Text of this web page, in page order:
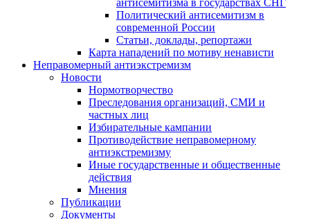
антисемитизма в государствах СНГ
Политический антисемитизм в
современной России
Статьи, доклады, репортажи
Карта нападений по мотиву ненависти
Неправомерный антиэкстремизм
Новости
Нормотворчество
Преследования организаций, СМИ и
частных лиц
Избирательные кампании
Противодействие неправомерному
антиэкстремизму
Иные государственные и общественные
действия
Мнения
Публикации
Документы